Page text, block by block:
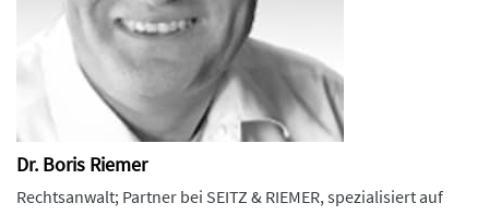
Dr. Boris Riemer
Rechtsanwalt; Partner bei SEITZ & RIEMER, spezialisiert auf